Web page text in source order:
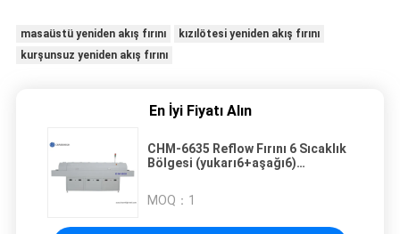
masaüstü yeniden akış fırını
kızılötesi yeniden akış fırını
kurşunsuz yeniden akış fırını
En İyi Fiyatı Alın
CHM-6635 Reflow Fırını 6 Sıcaklık
Bölgesi (yukarı6+aşağı6)
MOQ： 1